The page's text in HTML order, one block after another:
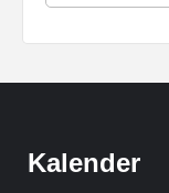
Kalender